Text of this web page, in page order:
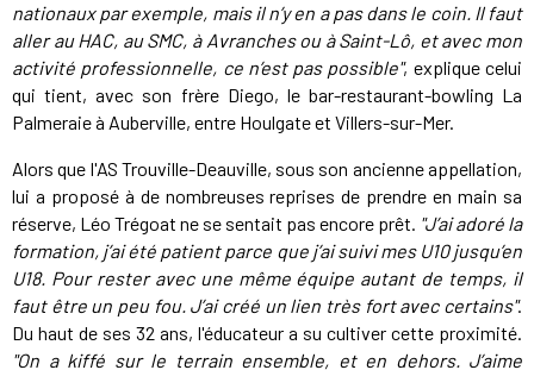
nationaux par exemple, mais il n’y en a pas dans le coin. Il faut
aller au HAC, au SMC, à Avranches ou à Saint-Lô, et avec mon
activité professionnelle, ce n’est pas possible", explique celui
qui tient, avec son frère Diego, le bar-restaurant-bowling La
Palmeraie à Auberville, entre Houlgate et Villers-sur-Mer.
Alors que l'AS Trouville-Deauville, sous son ancienne appellation,
lui a proposé à de nombreuses reprises de prendre en main sa
réserve, Léo Trégoat ne se sentait pas encore prêt. "J’ai adoré la
formation, j’ai été patient parce que j’ai suivi mes U10 jusqu’en
U18. Pour rester avec une même équipe autant de temps, il
faut être un peu fou. J’ai créé un lien très fort avec certains".
Du haut de ses 32 ans, l'éducateur a su cultiver cette proximité.
"On a kiffé sur le terrain ensemble, et en dehors. J’aime